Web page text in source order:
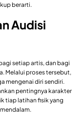
berarti.
Audisi
setiap artis, dan bagi
Melalui proses tersebut,
mengenai diri sendiri.
pentingnya karakter
tiap latihan fisik yang